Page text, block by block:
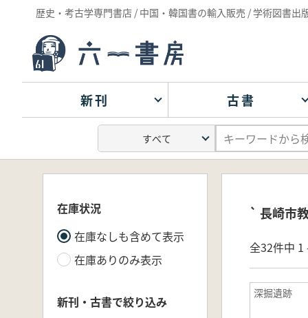
歴史・考古学専門書店 / 中国・韓国書の輸入販売 / 学術図書出
新刊 古書
在庫状況
在庫なしも含めて表示
在庫ありのみ表示
新刊・古書で絞り込み
` 長崎市
全32件中 1
深掘遺跡